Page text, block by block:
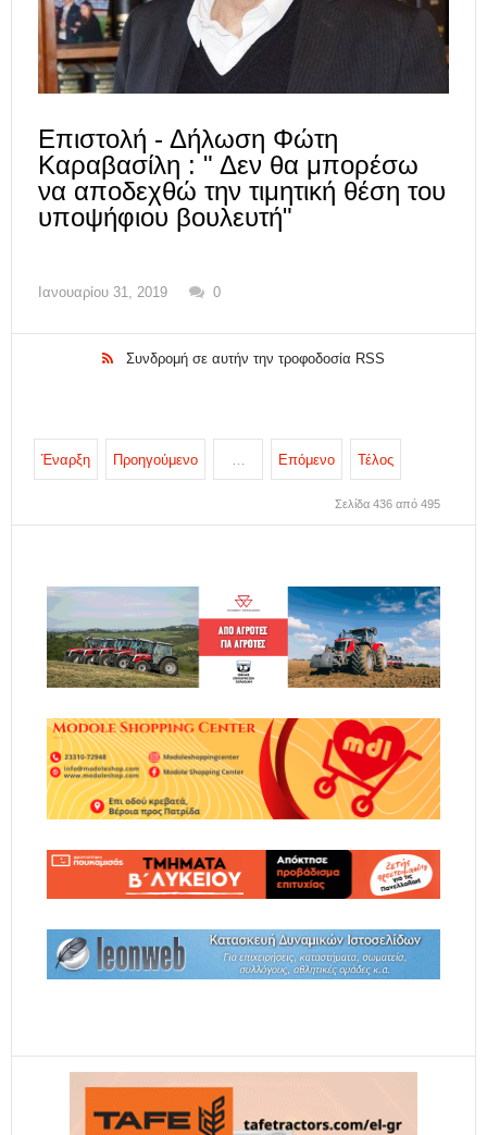
Επιστολή - Δήλωση Φώτη
Καραβασίλη : " Δεν θα μπορέσω
να αποδεχθώ την τιμητική θέση του
υποψήφιου βουλευτή"
Ιανουαρίου 31, 2019 0
Συνδρομή σε αυτήν την τροφοδοσία RSS
Έναρξη Προηγούμενο Επόμενο Τέλος
Σελίδα 436 από 495